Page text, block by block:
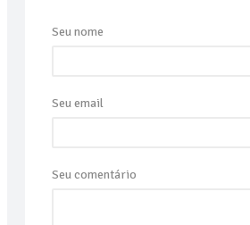
Seu nome
Seu email
Seu comentário